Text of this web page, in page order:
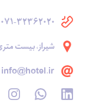
071-32362020
شیراز، بیست
info@hotel.ir